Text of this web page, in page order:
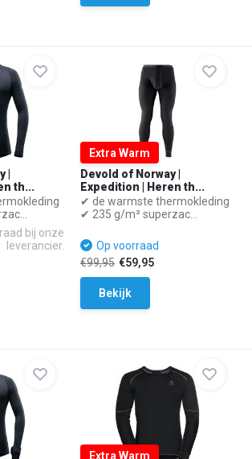
|
th...
bij onze
leverancier.
Extra Warm
Devold of Norway |
Expedition | Heren th...
✔ de warmste thermokleding
✔ 235 g/m² superzac...
Op voorraad
€99,95 €59,95
Bekijk
Extra Warm